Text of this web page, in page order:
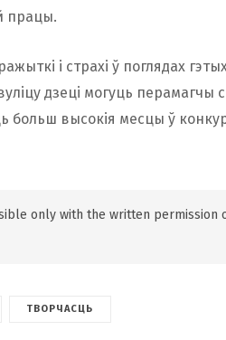
працы.
і страхі ў поглядах
дзеці могуць перамагчы
больш высокія месцы ў
only with the written permission
ТВОРЧАСЦЬ